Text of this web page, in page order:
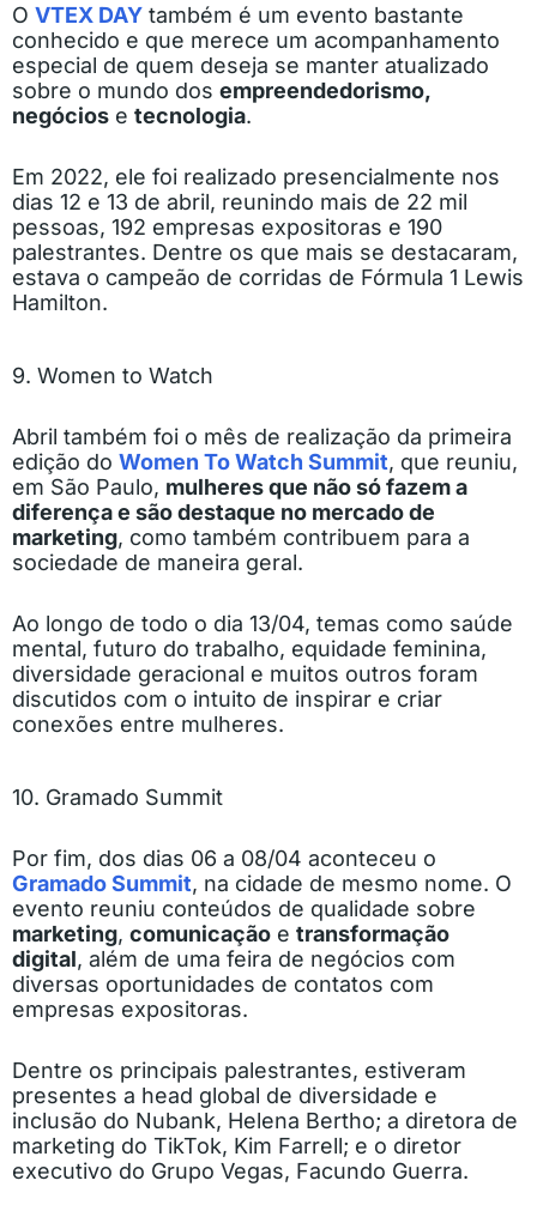
O VTEX DAY também é um evento bastante
conhecido e que merece um acompanhamento
especial de quem deseja se manter atualizado
sobre o mundo dos empreendedorismo,
negócios e tecnologia.
Em 2022, ele foi realizado presencialmente nos
dias 12 e 13 de abril, reunindo mais de 22 mil
pessoas, 192 empresas expositoras e 190
palestrantes. Dentre os que mais se destacaram,
estava o campeão de corridas de Fórmula 1 Lewis
Hamilton.
9. Women to Watch
Abril também foi o mês de realização da primeira
edição do Women To Watch Summit, que reuniu,
em São Paulo, mulheres que não só fazem a
diferença e são destaque no mercado de
marketing, como também contribuem para a
sociedade de maneira geral.
Ao longo de todo o dia 13/04, temas como saúde
mental, futuro do trabalho, equidade feminina,
diversidade geracional e muitos outros foram
discutidos com o intuito de inspirar e criar
conexões entre mulheres.
10. Gramado Summit
Por fim, dos dias 06 a 08/04 aconteceu o
Gramado Summit, na cidade de mesmo nome. O
evento reuniu conteúdos de qualidade sobre
marketing, comunicação e transformação
digital, além de uma feira de negócios com
diversas oportunidades de contatos com
empresas expositoras.
Dentre os principais palestrantes, estiveram
presentes a head global de diversidade e
inclusão do Nubank, Helena Bertho; a diretora de
marketing do TikTok, Kim Farrell; e o diretor
executivo do Grupo Vegas, Facundo Guerra.